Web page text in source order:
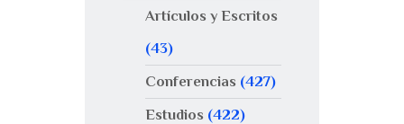
Artículos y Escritos
(43)
Conferencias (427)
Estudios (422)